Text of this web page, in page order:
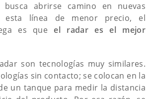
abrirse camino en nuevas
esta línea de menor precio, el
es queel radar es el mejor
son tecnologías muy similares.
sin contacto; se colocan en la
un tanque para medir la distancia